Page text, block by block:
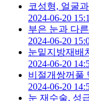
코성형, 얼굴
2024-06-20
부은 눈과 다
2024-06-20
눈밑지방재배
2024-06-20
비절개쌍꺼풀
2024-06-20
눈 재수술, 성